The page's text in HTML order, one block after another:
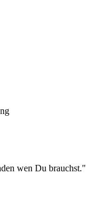
wen Du brauchst."